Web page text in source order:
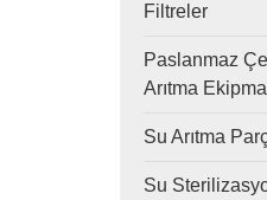
Filtreler
Paslanmaz
Arıtma
Su Arıtma
Su